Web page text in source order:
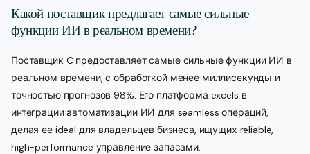
Какой поставщик предлагает самые сильные
функции ИИ в реальном времени?
Поставщик C предоставляет самые сильные функции ИИ в
реальном времени, с обработкой менее миллисекунды и
точностью прогнозов 98%. Его платформа excels в
интеграции автоматизации ИИ для seamless операций,
делая ее ideal для владельцев бизнеса, ищущих reliable,
high-performance управление запасами.